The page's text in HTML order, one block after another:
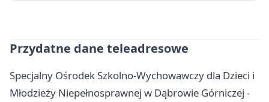
Przydatne dane teleadresowe
Specjalny Ośrodek Szkolno-Wychowawczy dla Dzieci i
Młodzieży Niepełnosprawnej w Dąbrowie Górniczej -